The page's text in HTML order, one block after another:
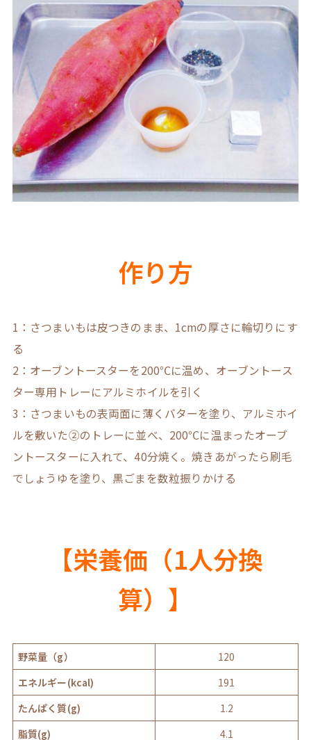
作り方
1：さつまいもは皮つきのまま、1cmの厚さに輪切りにす
る
2：オーブントースターを200℃に温め、オーブントース
ター専用トレーにアルミホイルを引く
3：さつまいもの表両面に薄くバターを塗り、アルミホイ
ルを敷いた②のトレーに並べ、200℃に温まったオーブ
ントースターに入れて、40分焼く。焼きあがったら刷毛
でしょうゆを塗り、黒ごまを数粒振りかける
【栄養価（1人分換
算）】
野菜量（g）
120
エネルギー(kcal)
191
たんぱく質(g)
1.2
脂質(g)
4.1